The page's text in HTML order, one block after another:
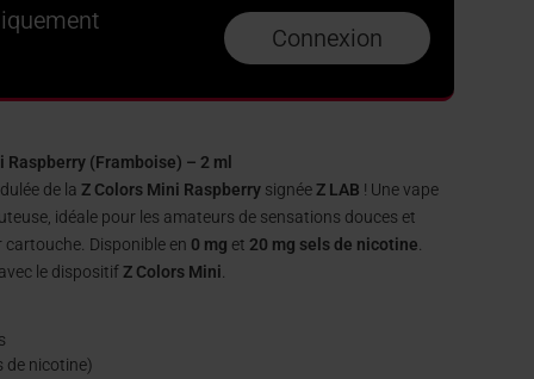
Connexion
(Framboise) – 2 ml
de laZ Colors Mini Raspberry signéeZ LAB ! Une vape
idéale pour les amateurs de sensations douces et
Disponible en 0 mg et 20 mg sels de nicotine.
le dispositifZ Colors Mini.
de nicotine)